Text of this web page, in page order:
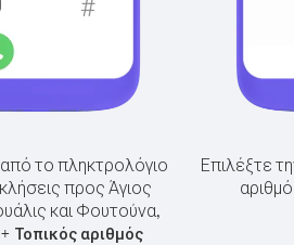
το πληκτρολόγιο
κλήσεις προς Άγιος
και Φουτούνα,
+ Τοπικός αριθμός
Επιλέξτε